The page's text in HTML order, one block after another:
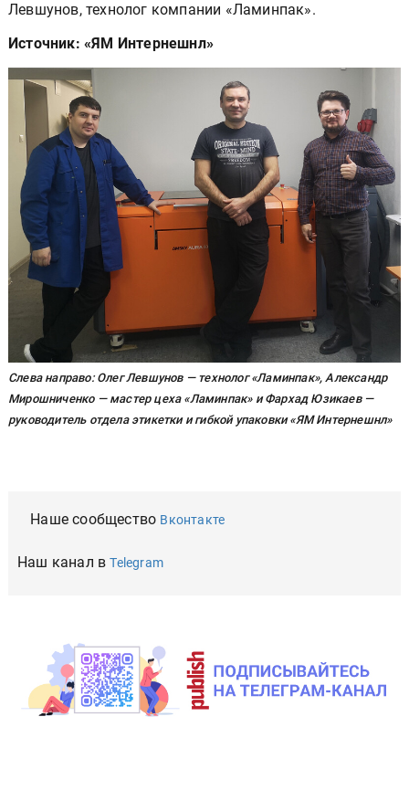
Левшунов, технолог компании «Ламинпак».
Источник: «ЯМ Интернешнл»
Слева направо: Олег Левшунов — технолог «Ламинпак», Александр
Мирошниченко — мастер цеха «Ламинпак» и Фархад Юзикаев —
руководитель отдела этикетки и гибкой упаковки «ЯМ Интернешнл»
Наше сообщество Вконтакте
Наш канал вTelegram